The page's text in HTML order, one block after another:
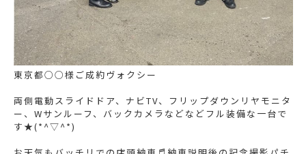
東京都○○様ご成約ヴォクシー
両側電動スライドドア、ナビTV、フリップダウンリヤモニタ
ー、Wサンルーフ、バックカメラなどなどフル装備な一台で
す★(*^▽^*)